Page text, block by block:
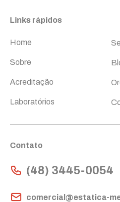
Links rápidos
Home
Sobre
Acreditação
Laboratórios
Contato
(48) 3445-0054
comercial@estatica-